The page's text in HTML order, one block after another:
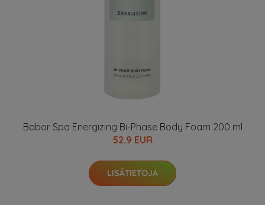
Babor Spa Energizing Bi-Phase Body Foam 200 ml
52.9 EUR
LISÄTIETOJA